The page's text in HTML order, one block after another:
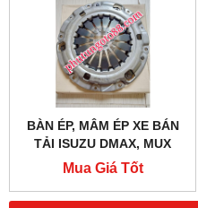
BÀN ÉP, MÂM ÉP XE BÁN
TẢI ISUZU DMAX, MUX
4JJ1, 4JK1
Mua Giá Tốt